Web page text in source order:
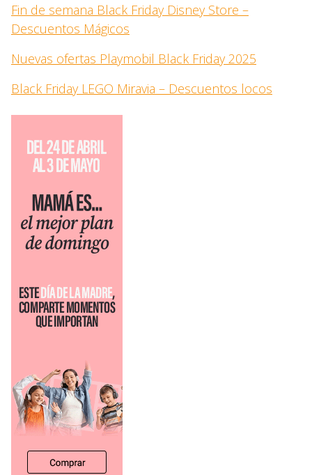
Fin de semana Black Friday Disney Store –
Descuentos Mágicos
Nuevas ofertas Playmobil Black Friday 2025
Black Friday LEGO Miravia – Descuentos locos